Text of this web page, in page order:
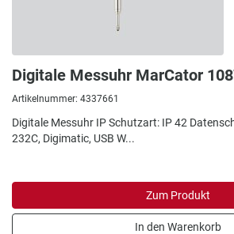
Digitale Messuhr MarCator
Artikelnummer: 4337661
Digitale Messuhr IP Schutzart: IP 42
232C, Digimatic, USB W...
Zum Produkt
In den Warenkorb